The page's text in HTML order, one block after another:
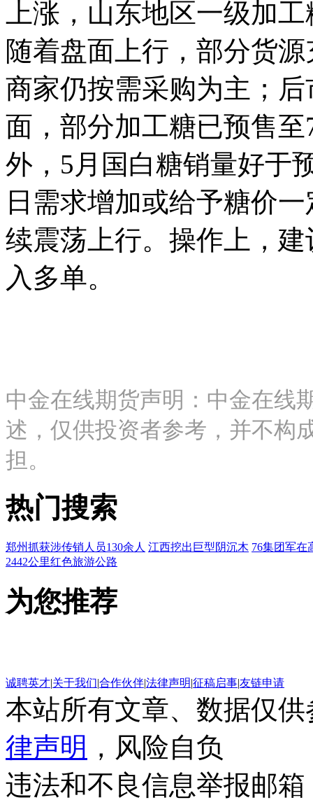
上涨，山东地区一级加
随着盘面上行，部分货
商家仍按需采购为主；
面，部分加工糖已预售
外，5月国白糖销量好于
日需求增加或给予糖价
续震荡上行。操作上，
入多单。
中金在线期货声明：中金在线
述，仅供投资者参考，并不构
担。
热门搜索
郑州抓获涉传销人员130余人 江西挖出巨型阴沉木 76集团军在
2442公里红色旅游公路
为您推荐
诚聘英才|关于我们|合作伙伴|法律声明|征稿启事|友链申请
本站所有文章、数据仅
律声明 ，风险自负
违法和不良信息举报邮箱